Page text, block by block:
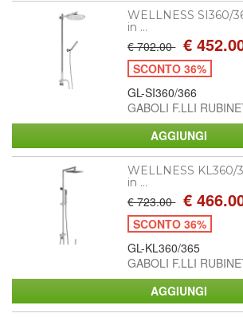
WELLNESS SI360/
in ...
€ 702.00 €
SCONTO 36%
GL-SI360/366
GABOLI F.LLI
WELLNESS KL360/
in ...
€ 723.00 €
SCONTO 36%
GL-KL360/365
GABOLI F.LLI